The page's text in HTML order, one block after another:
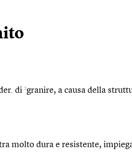
di 2granire, a causa della
molto dura e resistente,